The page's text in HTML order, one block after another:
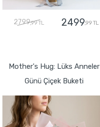
2799,99 TL 2499,99 TL
Mother's Hug: Lüks Anneler
Günü Çiçek Buketi